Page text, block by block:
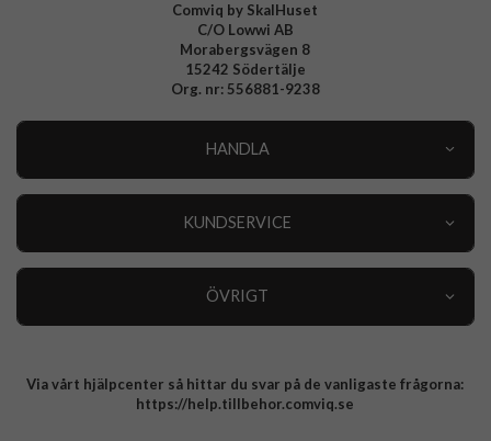
Comviq by SkalHuset
C/O Lowwi AB
Morabergsvägen 8
15242 Södertälje
Org. nr: 556881-9238
HANDLA
KUNDSERVICE
ÖVRIGT
Integritetspolicy
Via vårt hjälpcenter så hittar du svar på de vanligaste frågorna:
https://help.tillbehor.comviq.se